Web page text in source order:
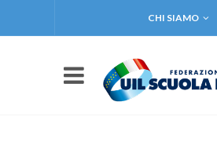
CHI SIAMO